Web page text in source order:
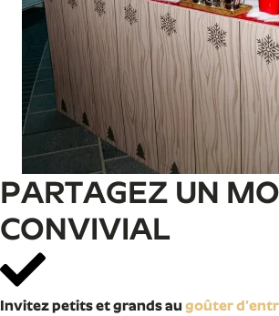
PARTAGEZ UN
CONVIVIAL
Invitez petits et grands au goûter